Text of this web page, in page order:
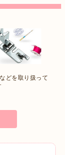
どを取り扱って